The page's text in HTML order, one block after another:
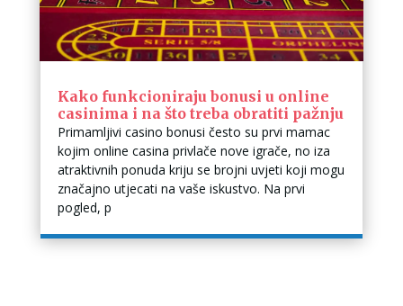
Kako funkcioniraju bonusi u online
casinima i na što treba obratiti pažnju
Primamljivi casino bonusi često su prvi mamac
kojim online casina privlače nove igrače, no iza
atraktivnih ponuda kriju se brojni uvjeti koji mogu
značajno utjecati na vaše iskustvo. Na prvi
pogled, p